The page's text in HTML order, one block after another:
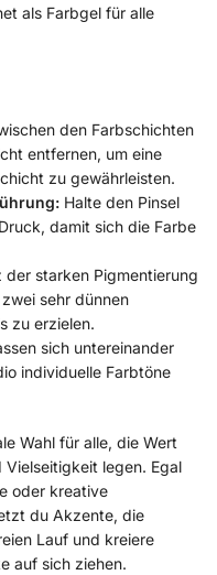
als Farbgel für alle
den Farbschichten
entfernen, um eine
zu gewährleisten.
Halte den Pinsel
damit sich die Farbe
der starken Pigmentierung
sehr dünnen
zu erzielen.
sich untereinander
individuelle Farbtöne
Wahl für alle, die Wert
legen. Egal
oder kreative
du Akzente, die
Lauf und kreiere
auf sich ziehen.